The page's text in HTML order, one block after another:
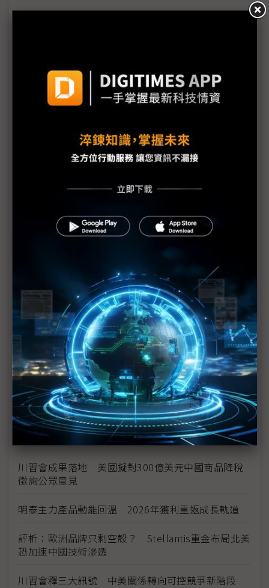
台美關稅與能源價格成兩大關鍵 尚騰看好2H26車市
模組拚2027放量
規避關稅大打平價與豪奢雙戰線 中系電動車4月歐
裕融嚴陳莉蓮：汽車、出行與用車事業的協同發展
AI應用與綠能發展推動創新
回應232關稅優惠上路 東陽：對台灣汽車零件產業
新纖：地緣風險是危機也是轉機 三大布局推進成長
台美投資MOU關稅優惠先落地 汽車零組件15%、航
中資背景也能過關 Volvo獲白宮豁免可繼續在美賣
車
裕隆國產、外銷同步並進 嚴陳莉蓮：AI賦能強化核
心競爭力與轉型
茂林加速東南亞布局 越南新廠2Q量產、泰國建廠規
畫隨後上
川普關稅再退款206億美元 CBP同步修正兩週前烏
龍數字
川習會成果落地 美國擬對300億美元中國商品降稅
徵詢公眾意見
明泰主力產品動能回溫 2026年獲利重返成長軌道
評析：歐洲品牌只剩空殼？ Stellantis重金布局北美
恐加速中國技術滲透
川習會釋三大訊號 中美關係轉向可控競爭新階段